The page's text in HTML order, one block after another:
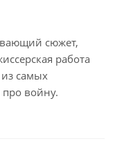
сюжет,
работа
самых
войну.